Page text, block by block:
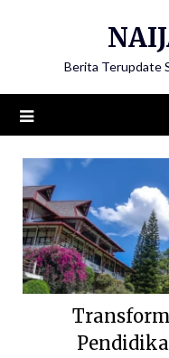
Berita Terupdate